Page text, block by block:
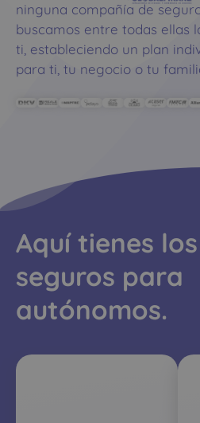
ninguna compañía de
buscamos entre todas ellas
ti, estableciendo un plan
para ti, tu negocio o tu
Aquí tienes los
seguros para
autónomos.